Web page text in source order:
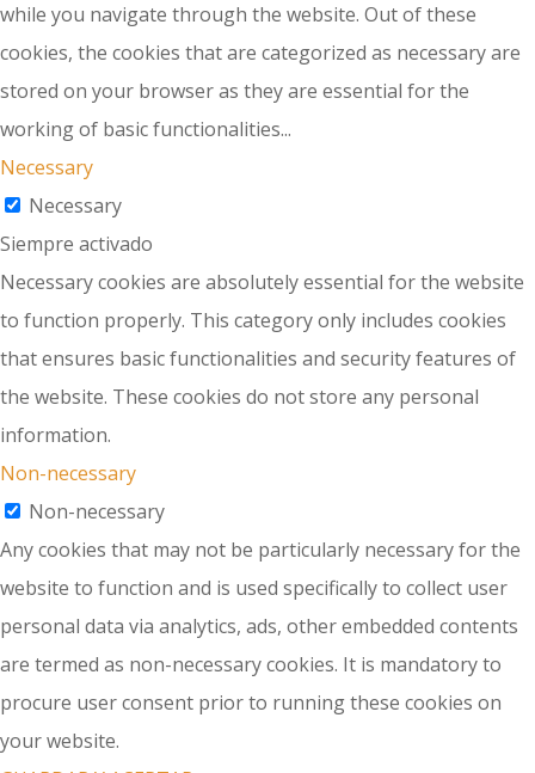
while you navigate through the website. Out of these
cookies, the cookies that are categorized as necessary are
stored on your browser as they are essential for the
working of basic functionalities...
Necessary
Necessary
Siempre activado
Necessary cookies are absolutely essential for the website
to function properly. This category only includes cookies
that ensures basic functionalities and security features of
the website. These cookies do not store any personal
information.
Non-necessary
Non-necessary
Any cookies that may not be particularly necessary for the
website to function and is used specifically to collect user
personal data via analytics, ads, other embedded contents
are termed as non-necessary cookies. It is mandatory to
procure user consent prior to running these cookies on
your website.